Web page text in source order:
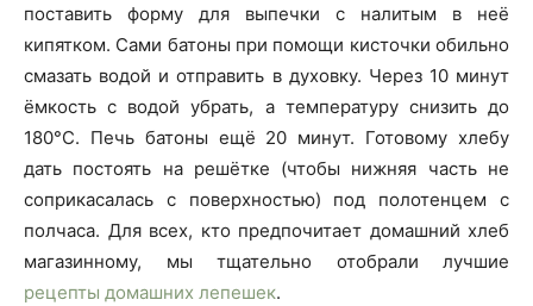
поставить форму для выпечки с налитым в неё
кипятком. Сами батоны при помощи кисточки обильно
смазать водой и отправить в духовку. Через 10 минут
ёмкость с водой убрать, а температуру снизить до
180°C. Печь батоны ещё 20 минут. Готовому хлебу
дать постоять на решётке (чтобы нижняя часть не
соприкасалась с поверхностью) под полотенцем с
полчаса. Для всех, кто предпочитает домашний хлеб
магазинному, мы тщательно отобрали лучшие
рецепты домашних лепешек.